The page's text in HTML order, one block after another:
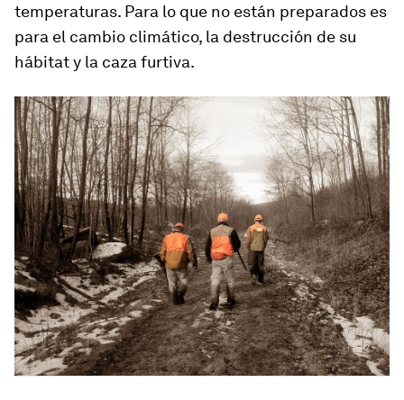
temperaturas. Para lo que no están preparados es
para el cambio climático, la destrucción de su
hábitat y la caza furtiva.